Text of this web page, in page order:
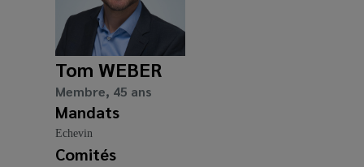
Tom WEBER
Membre, 45 ans
Mandats
Echevin
Comités